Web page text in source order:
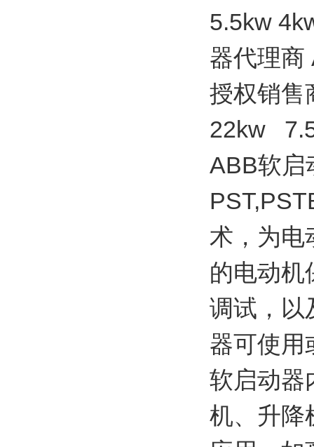
5.5kw
器代理商
授权销
22kw
ABB软启
术，为电
的电动机
调试，以
器可使用
软启动器
机、升降